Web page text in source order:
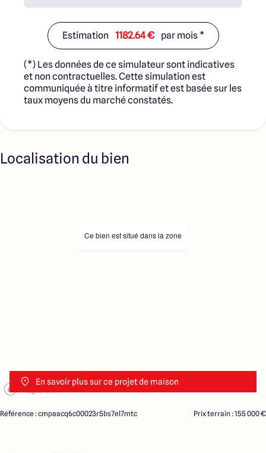
Estimation 1182.64 € par mois *
(*) Les données de ce simulateur sont indicatives
et non contractuelles. Cette simulation est
communiquée à titre informatif et est basée sur les
taux moyens du marché constatés.
Localisation du bien
En savoir plus sur ce projet de maison
Ce bien est situé dans la zone
Référence : cmpaacq6c00023r5bs7el7mtc Prix terrain : 155 000 €